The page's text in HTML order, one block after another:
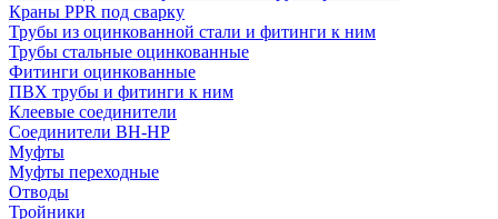
Краны PPR под сварку
Трубы из оцинкованной стали и фитинги к ним
Трубы стальные оцинкованные
Фитинги оцинкованные
ПВХ трубы и фитинги к ним
Клеевые соединители
Соединители ВН-НР
Муфты
Муфты переходные
Отводы
Тройники